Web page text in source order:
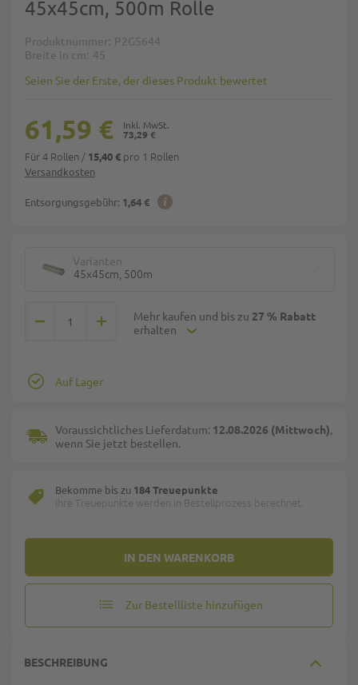
45x45cm, 500m Rolle
Produktnummer P2G5644
Breite in cm 45
Seien Sie der Erste, der dieses Produkt bewertet
Versandkosten
Entsorgungsgebühr: 1,64 €
73,29 €
61,59 €
Für 4 Rollen / 15,40 € pro 1 Rollen
Varianten
45x45cm, 500m
Mehr kaufen und bis zu 27 % Rabatt
erhalten
IN DEN WARENKORB
Auf Lager
Voraussichtliches Lieferdatum: 12.08.2026 (Mittwoch),
wenn Sie jetzt bestellen.
Bekomme bis zu 184 Treuepunkte
Ihre Treuepunkte werden in Bestellprozess berechnet.
Zur Bestellliste hinzufügen
BESCHREIBUNG